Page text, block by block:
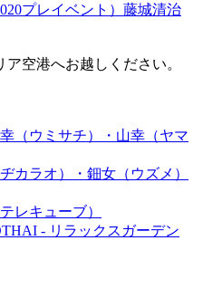
プレイベント）藤城清治
空港へお越しください。
（ウミサチ）・山幸（ヤマ
カラオ）・鈿女（ウズメ）
レキューブ）
- リラックスガーデン